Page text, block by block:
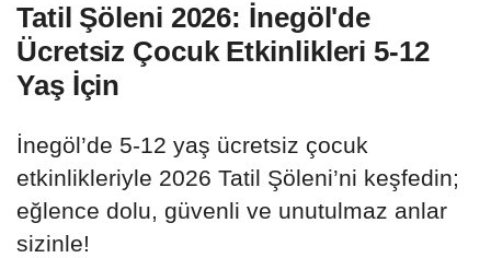
Tatil Şöleni 2026: İnegöl'de
Ücretsiz Çocuk Etkinlikleri 5-12
Yaş İçin
İnegöl’de 5-12 yaş ücretsiz çocuk
etkinlikleriyle 2026 Tatil Şöleni’ni keşfedin;
eğlence dolu, güvenli ve unutulmaz anlar
sizinle!